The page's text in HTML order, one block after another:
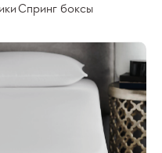
Спринг боксы